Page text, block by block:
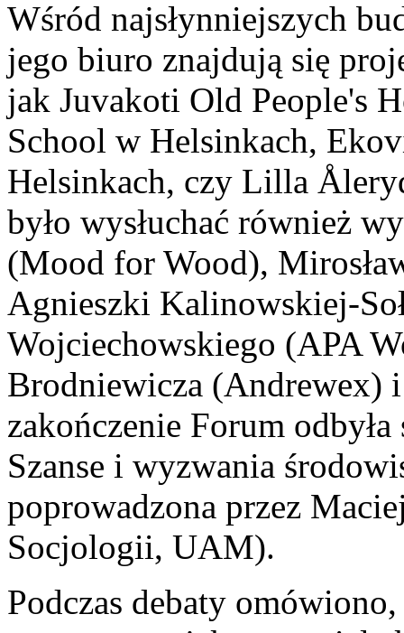
Wśród najsłynniejszych
jego biuro znajdują się
jak Juvakoti Old People's
School w Helsinkach,
Helsinkach, czy Lilla
było wysłuchać również
(Mood for Wood),
Agnieszki Kalinowskiej-
Wojciechowskiego (APA
Brodniewicza (Andrewex)
zakończenie Forum
Szanse i wyzwania
poprowadzona przez
Socjologii, UAM).
Podczas debaty